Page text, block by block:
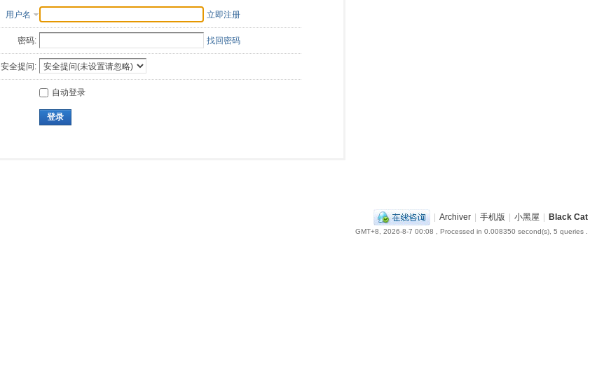
用户名 立即注册
密码: 找回密码
安全提问:
自动登录
登录
| Archiver | 手机版 | 小黑屋 | Black Cat
GMT+8, 2026-8-7 00:08 , Processed in 0.008350 second(s), 5 queries .